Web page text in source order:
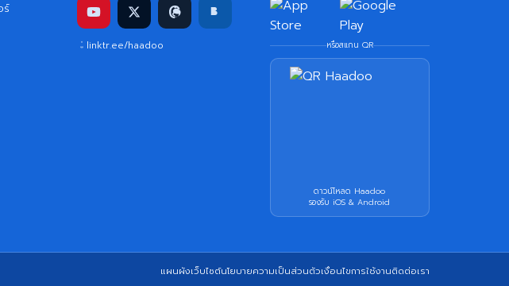
ร์
linktr.ee/haadoo หรือสแกน QR
ดาวน์โหลด Haadoo
รองรับ iOS & Android
แผนผังเว็บไซต์นโยบายความเป็นส่วนตัวเงื่อนไขการใช้งานติดต่อเรา